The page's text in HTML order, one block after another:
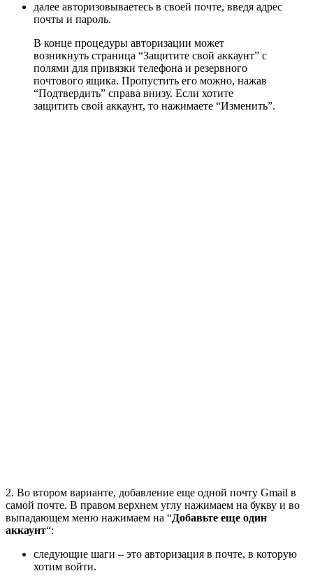
далее авторизовываетесь в своей почте, введя адрес
почты и пароль.
В конце процедуры авторизации может
возникнуть страница “Защитите свой аккаунт” с
полями для привязки телефона и резервного
почтового ящика. Пропустить его можно, нажав
“Подтвердить” справа внизу. Если хотите
защитить свой аккаунт, то нажимаете “Изменить”.
2. Во втором варианте, добавление еще одной почту Gmail в
самой почте. В правом верхнем углу нажимаем на букву и во
выпадающем меню нажимаем на “Добавьте еще один
аккаунт“:
следующие шаги – это авторизация в почте, в которую
хотим войти.